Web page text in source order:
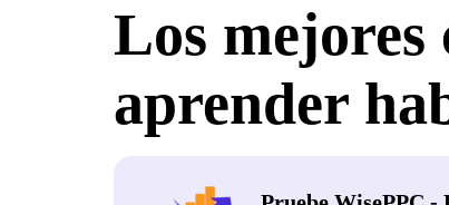
Los mejores
aprender